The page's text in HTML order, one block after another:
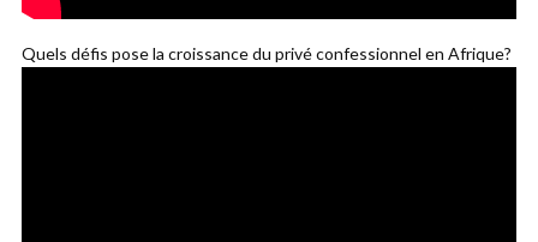
Quels défis pose la croissance du privé confessionnel en Afrique?